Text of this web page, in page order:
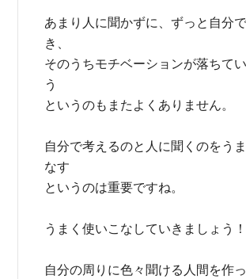
あまり人に聞かずに、ずっと自分
き、
そのうちモチベーションが落ちて
う
というのもまたよくありません。
自分で考えるのと人に聞くのをう
なす
というのは重要ですね。
うまく使いこなしていきましょう！
自分の周りに色々聞ける人間を作っ